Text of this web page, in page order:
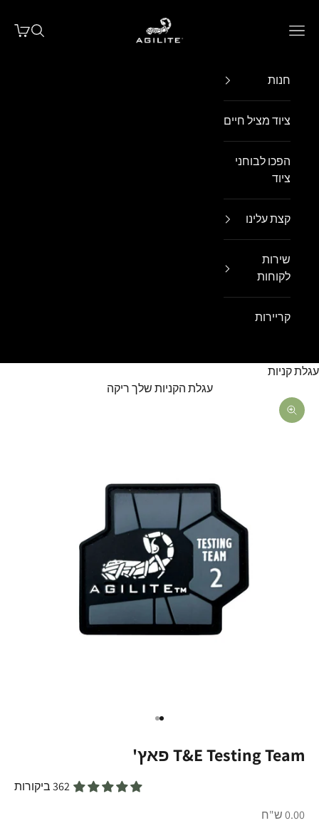
Agilite Israel
פתח תפריט ניווט פתחפתח
חנות
ציוד מציל חיים
הפכו לבוחני
ציוד
קצת עלינו
שירות
לקוחות
קריירות
עגלת קניות
עגלת הקניות שלך ריקה
תקריב
עבור לפריט 1
עבור לפריט 2
T&E Testing Team פאץ'
362 ביקורות
מחיר מבצע
0.00 ש"ח